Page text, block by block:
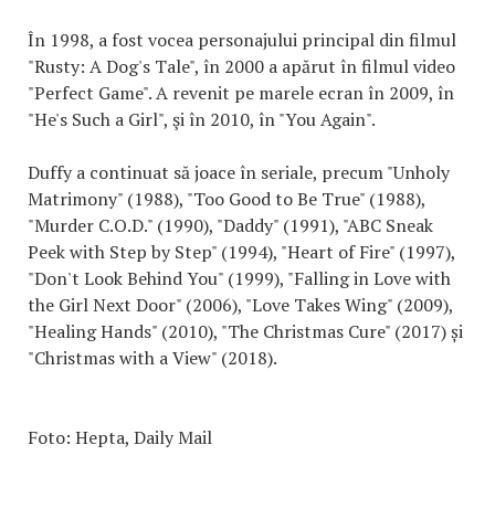
În 1998, a fost vocea personajului principal din filmul
"Rusty: A Dog's Tale", în 2000 a apărut în filmul video
"Perfect Game". A revenit pe marele ecran în 2009, în
"He's Such a Girl", şi în 2010, în "You Again".
Duffy a continuat să joace în seriale, precum "Unholy
Matrimony" (1988), "Too Good to Be True" (1988),
"Murder C.O.D." (1990), "Daddy" (1991), "ABC Sneak
Peek with Step by Step" (1994), "Heart of Fire" (1997),
"Don't Look Behind You" (1999), "Falling in Love with
the Girl Next Door" (2006), "Love Takes Wing" (2009),
"Healing Hands" (2010), "The Christmas Cure" (2017) și
"Christmas with a View" (2018).
Foto: Hepta, Daily Mail